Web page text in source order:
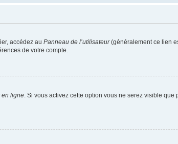
accédez au Panneau de l’utilisateur(généralement ce lien
de votre compte.
en ligne . Si vous activez cette option vous ne serez visible